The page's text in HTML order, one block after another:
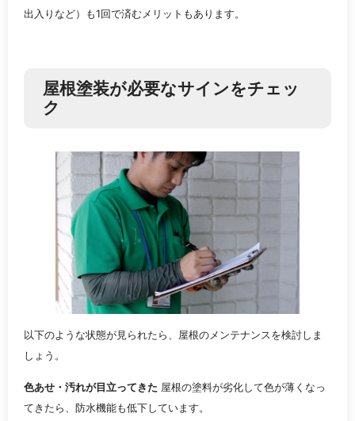
出入りなど）も1回で済むメリットもあります。
屋根塗装が必要なサインをチェッ
ク
以下のような状態が見られたら、屋根のメンテナンスを検討しま
しょう。
色あせ・汚れが目立ってきた 屋根の塗料が劣化して色が薄くなっ
てきたら、防水機能も低下しています。